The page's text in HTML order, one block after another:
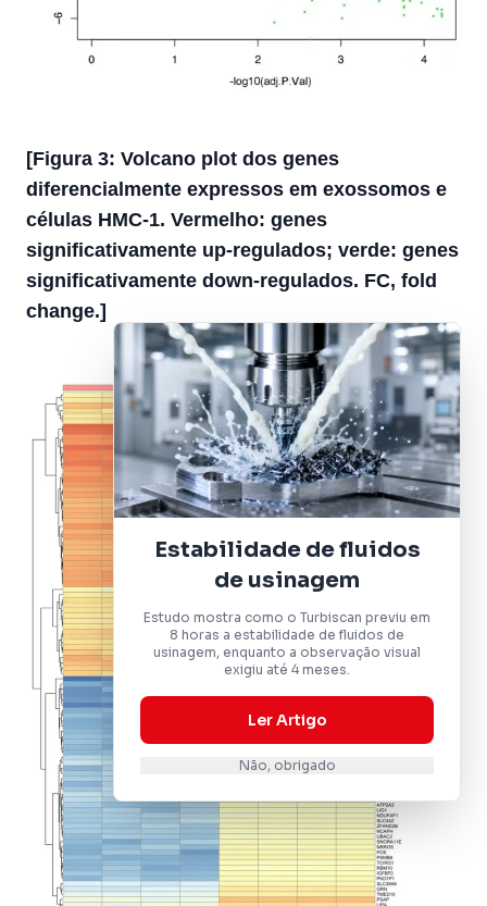
Estabilidade de fluidos
de usinagem
Estudo mostra como o Turbiscan previu em
8 horas a estabilidade de fluidos de
usinagem, enquanto a observação visual
exigiu até 4 meses.
Ler Artigo
Não, obrigado
[Figura 3: Volcano plot dos genes
diferencialmente expressos em exossomos e
células HMC-1. Vermelho: genes
significativamente up-regulados; verde: genes
significativamente down-regulados. FC, fold
change.]